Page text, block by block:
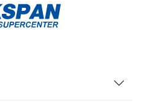
อเป็นหลักฐาน รวบรวมเบี้ย